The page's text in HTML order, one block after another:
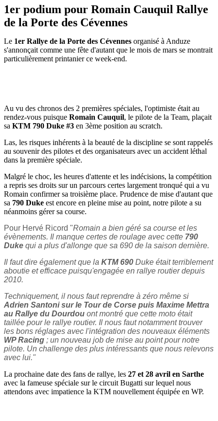
1er podium pour Romain Cauquil Rallye
de la Porte des Cévennes
Le 1er Rallye de la Porte des Cévennes organisé à Anduze
s'annonçait comme une fête d'autant que le mois de mars se montrait
particulièrement printanier ce week-end.
Au vu des chronos des 2 premières spéciales, l'optimiste était au
rendez-vous puisque Romain Cauquil, le pilote de la Team, plaçait
sa KTM 790 Duke #3 en 3ème position au scratch.
Las, les risques inhérents à la beauté de la discipline se sont rappelés
au souvenir des pilotes et des organisateurs avec un accident léthal
dans la première spéciale.
Malgré le choc, les heures d'attente et les indécisions, la compétition
a repris ses droits sur un parcours certes largement tronqué qui a vu
Romain confirmer sa troisième place. Prudence de mise d'autant que
sa 790 Duke est encore en pleine mise au point, notre pilote a su
néanmoins gérer sa course.
Pour Hervé Ricord "Romain a bien géré sa course et les
évènements. Il manque certes de roulage avec cette 790
Duke qui a plus d'allonge que sa 690 de la saison dernière.
Il faut dire également que la KTM 690 Duke était terriblement
aboutie et efficace puisqu'engagée en rallye routier depuis
2010.
Techniquement, il nous faut reprendre à zéro même si
Adrien Santoni sur le Tour de Corse puis Maxime Mettra
au Rallye du Dourdou ont montré que cette moto était
taillée pour le rallye routier. Il nous faut notamment trouver
les bons réglages avec l'intégration des nouveaux éléments
WP Racing ; un nouveau job de mise au point pour notre
pilote. Un challenge des plus intéressants que nous relevons
avec lui."
La prochaine date des fans de rallye, les 27 et 28 avril en Sarthe
avec la fameuse spéciale sur le circuit Bugatti sur lequel nous
attendons avec impatience la KTM nouvellement équipée en WP.